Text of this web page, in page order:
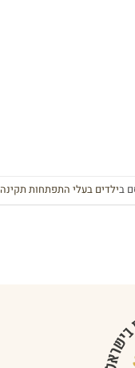
בילדים בעלי התפתחות תקינה